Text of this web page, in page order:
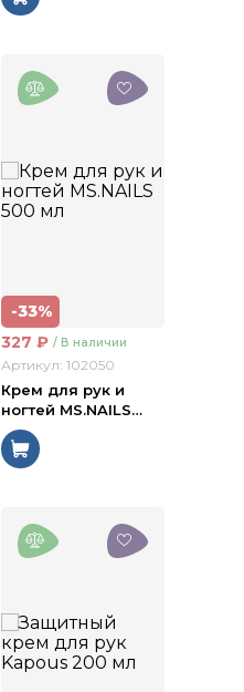
-33%
327 ₽ / В наличии
Артикул: 102050
Крем для рук и
ногтей MS.NAILS…